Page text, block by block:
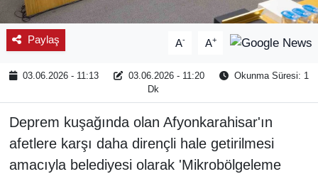
Paylaş A- A+
03.06.2026 - 11:13 03.06.2026 - 11:20
Okunma Süresi: 1
Dk
Deprem kuşağında olan Afyonkarahisar'ın
afetlere karşı daha dirençli hale getirilmesi
amacıyla belediyesi olarak 'Mikrobölgeleme
KÜLTÜR SANAT
MAGAZİN